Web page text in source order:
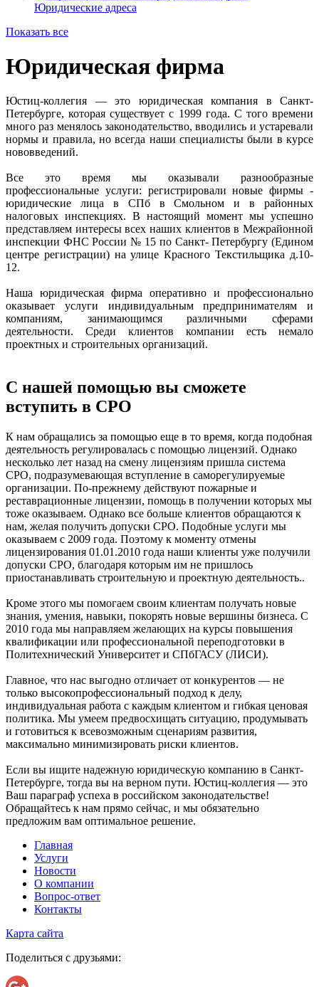
Юридические адреса
Показать все
Юридическая фирма
Юстиц-коллегия — это юридическая компания в Санкт-
Петербурге, которая существует с 1999 года. С того времени
много раз менялось законодательство, вводились и устаревали
нормы и правила, но всегда наши специалисты были в курсе
нововведений.
Все это время мы оказывали разнообразные
профессиональные услуги: регистрировали новые фирмы -
юридические лица в СПб в Смольном и в районных
налоговых инспекциях. В настоящий момент мы успешно
представляем интересы всех наших клиентов в Межрайонной
инспекции ФНС России № 15 по Санкт- Петербургу (Едином
центре регистрации) на улице Красного Текстильщика д.10-
12.
Наша юридическая фирма оперативно и профессионально
оказывает услуги индивидуальным предпринимателям и
компаниям, занимающимся различными сферами
деятельности. Среди клиентов компании есть немало
проектных и строительных организаций.
С нашей помощью вы сможете
вступить в СРО
К нам обращались за помощью еще в то время, когда подобная
деятельность регулировалась с помощью лицензий. Однако
несколько лет назад на смену лицензиям пришла система
СРО, подразумевающая вступление в саморегулируемые
организации. По-прежнему действуют пожарные и
реставрационные лицензии, помощь в получении которых мы
тоже оказываем. Однако все больше клиентов обращаются к
нам, желая получить допуски СРО. Подобные услуги мы
оказываем с 2009 года. Поэтому к моменту отмены
лицензирования 01.01.2010 года наши клиенты уже получили
допуски СРО, благодаря которым им не пришлось
приостанавливать строительную и проектную деятельность..
Кроме этого мы помогаем своим клиентам получать новые
знания, умения, навыки, покорять новые вершины бизнеса. С
2010 года мы направляем желающих на курсы повышения
квалификации или профессиональной переподготовки в
Политехнический Университет и СПбГАСУ (ЛИСИ).
Главное, что нас выгодно отличает от конкурентов — не
только высокопрофессиональный подход к делу,
индивидуальная работа с каждым клиентом и гибкая ценовая
политика. Мы умеем предвосхищать ситуацию, продумывать
и готовиться к всевозможным сценариям развития,
максимально минимизировать риски клиентов.
Если вы ищите надежную юридическую компанию в Санкт-
Петербурге, тогда вы на верном пути. Юстиц-коллегия — это
Ваш параграф успеха в российском законодательстве!
Обращайтесь к нам прямо сейчас, и мы обязательно
предложим вам оптимальное решение.
Главная
Услуги
Новости
О компании
Вопрос-ответ
Контакты
Карта сайта
Поделиться с друзьями: